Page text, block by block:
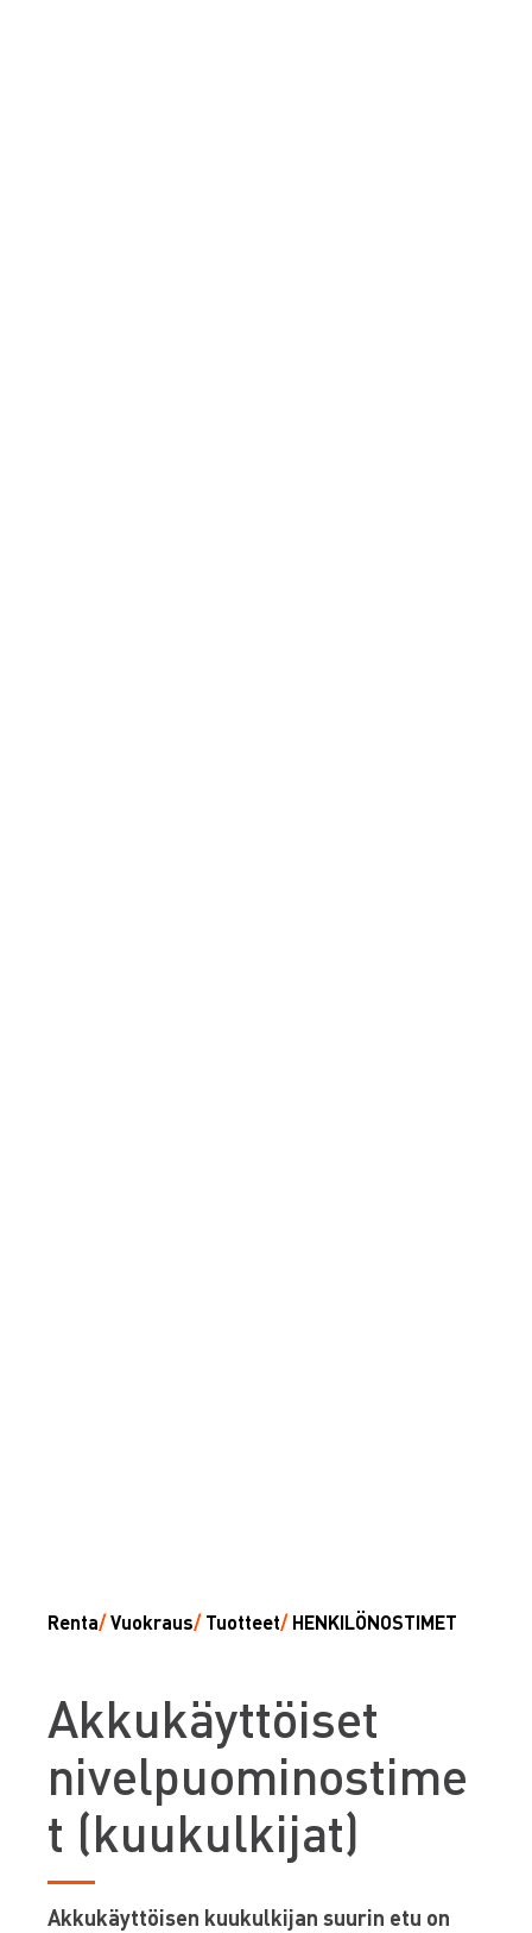
Renta/Vuokraus/ Tuotteet/ HENKILÖNOSTIMET
Akkukäyttöiset
nivelpuominostime
t (kuukulkijat)
Akkukäyttöisen kuukulkijan suurin etu on